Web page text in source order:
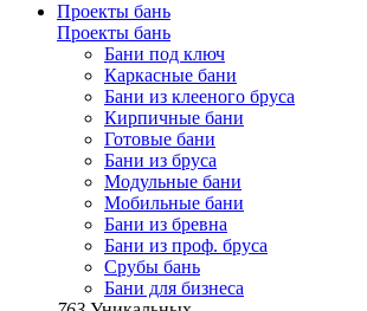
Проекты бань
Проекты бань
Бани под ключ
Каркасные бани
Бани из клееного бруса
Кирпичные бани
Готовые бани
Бани из бруса
Модульные бани
Мобильные бани
Бани из бревна
Бани из проф. бруса
Срубы бань
Бани для бизнеса